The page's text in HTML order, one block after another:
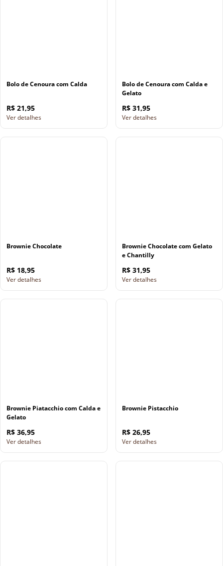
Bolo de Cenoura com Calda
R$ 21,95
Ver detalhes
Bolo de Cenoura com Calda e
Gelato
R$ 31,95
Ver detalhes
Brownie Chocolate
R$ 18,95
Ver detalhes
Brownie Chocolate com Gelato
e Chantilly
R$ 31,95
Ver detalhes
Brownie Piatacchio com Calda e
Gelato
R$ 36,95
Ver detalhes
Brownie Pistacchio
R$ 26,95
Ver detalhes